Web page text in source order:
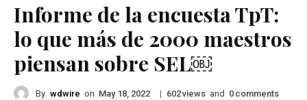
Informe de la encuesta TpT:
lo que más de 2000 maestros
piensan sobre SEL￼
By wdwire on May 18, 2022 | 602views and 0 comments